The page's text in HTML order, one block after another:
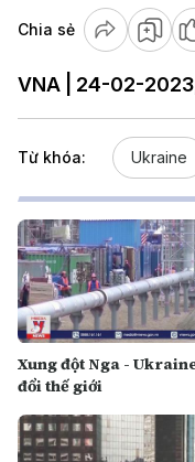
Chia sẻ
VNA | 24-02-
Từ khóa: Ukraine
Xung đột Nga -
đổi thế giới